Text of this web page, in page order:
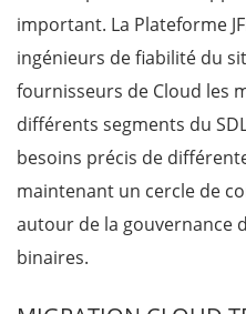
important. La Plateforme
ingénieurs de fiabilité du
fournisseurs de Cloud les
différents segments du
besoins précis de
maintenant un cercle de
autour de la gouvernance
binaires.